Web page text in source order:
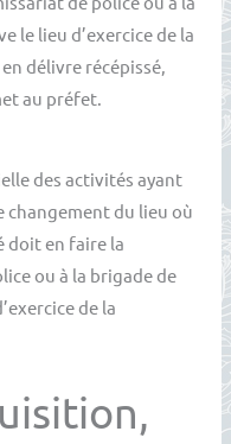
le lieu d’exercice de la
délivre récépissé,
au préfet.
des activités ayant
changement du lieu où
doit en faire la
ou à la brigade de
de la